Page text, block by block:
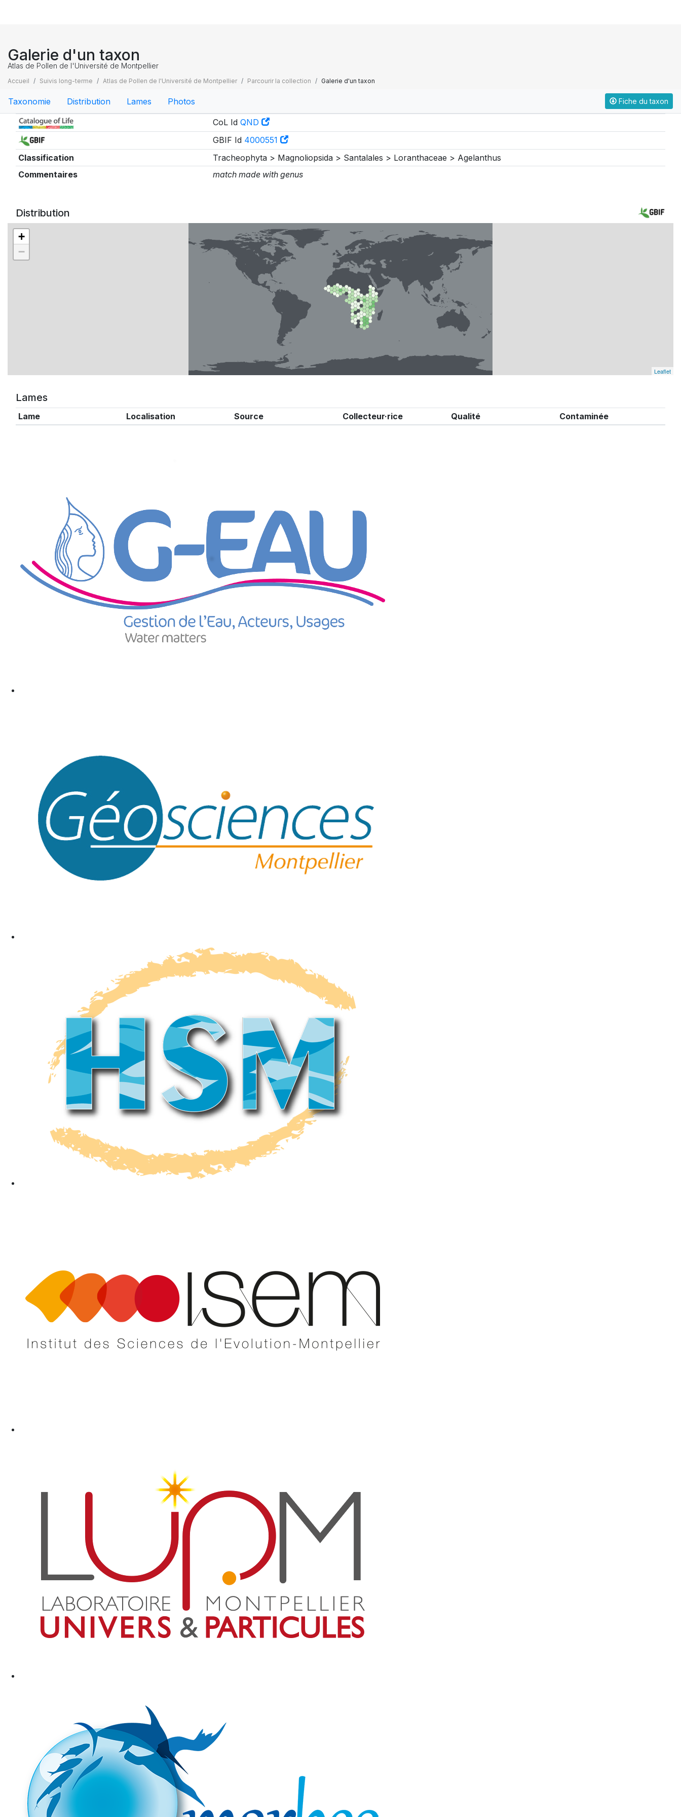
Galerie d'un taxon
Atlas de Pollen de l'Université de Montpellier
Accueil Suivis long-terme Atlas de Pollen de l'Université de Montpellier Parcourir la collection Galerie d'un taxon
Taxonomie Distribution Lames Photos Fiche du taxon
Taxonomie
CoL Id QND
GBIF Id 4000551
Classification
Tracheophyta > Magnoliopsida > Santalales > Loranthaceae > Agelanthus
Commentaires
match made with genus
Distribution
+
−
Leaflet
Lames
Lame Localisation Source Collecteur·rice Qualité Contaminée